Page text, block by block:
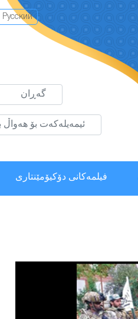
Русский
فیلمەكانی دۆکیۆمێنتاری